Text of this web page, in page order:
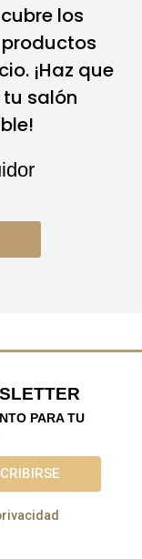
los
¡Haz que
salón
PARA TU